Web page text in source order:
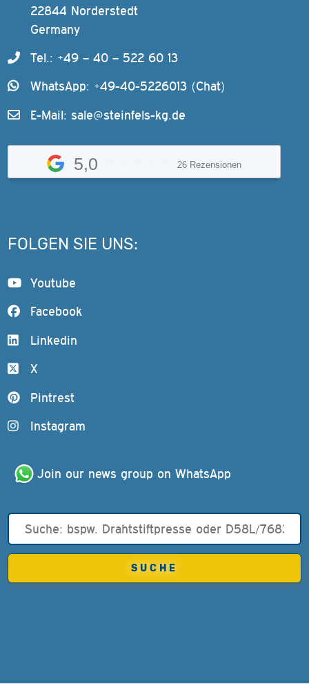
22844 Norderstedt
Germany
Tel.: +49 – 40 – 522 60 13
WhatsApp: +49-40-5226013 (Chat)
E-Mail: sale@steinfels-kg.de
5,0 26 Rezensionen
FOLGEN SIE UNS:
Youtube
Facebook
Linkedin
X
Pintrest
Instagram
Join our news group on WhatsApp